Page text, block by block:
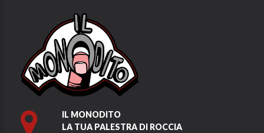
IL MONODITO
LA TUA PALESTRA DI ROCCIA